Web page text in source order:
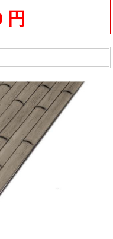
円